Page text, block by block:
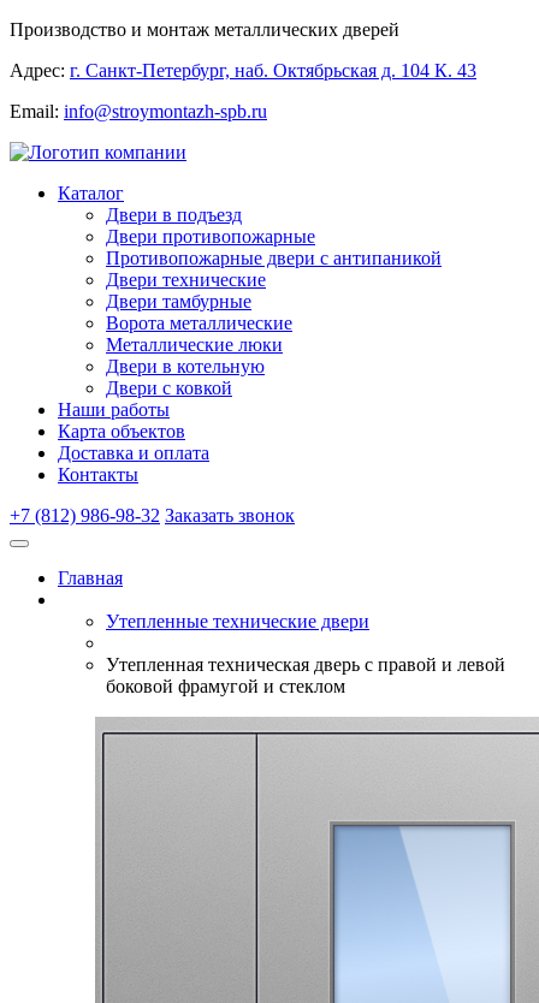
Производство и монтаж металлических дверей
Адрес: г. Санкт-Петербург, наб. Октябрьская д. 104 К. 43
Email: info@stroymontazh-spb.ru
Каталог
Двери в подъезд
Двери противопожарные
Противопожарные двери с антипаникой
Двери технические
Двери тамбурные
Ворота металлические
Металлические люки
Двери в котельную
Двери с ковкой
Наши работы
Карта объектов
Доставка и оплата
Контакты
+7 (812) 986-98-32 Заказать звонок
Главная
Утепленные технические двери
Утепленная техническая дверь с правой и левой
боковой фрамугой и стеклом